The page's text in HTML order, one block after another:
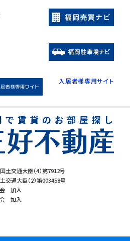
交通大臣（4）第7912号
通大臣（2）第003458号
会 加入
会 加入
入居者様専用サイト